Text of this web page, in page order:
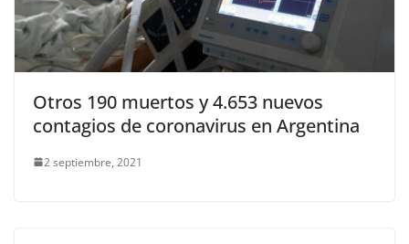
Otros 190 muertos y 4.653 nuevos
contagios de coronavirus en Argentina
2 septiembre, 2021